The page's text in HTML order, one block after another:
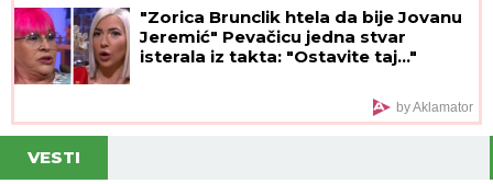
"Zorica Brunclik htela da bije Jovanu
Jeremić" Pevačicu jedna stvar
isterala iz takta: "Ostavite taj..."
by Aklamator
VESTI